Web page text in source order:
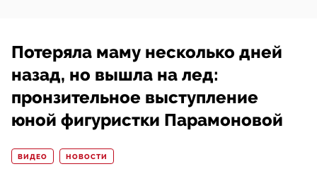
Потеряла маму несколько дней
назад, но вышла на лед:
пронзительное выступление
юной фигуристки Парамоновой
ВИДЕО НОВОСТИ